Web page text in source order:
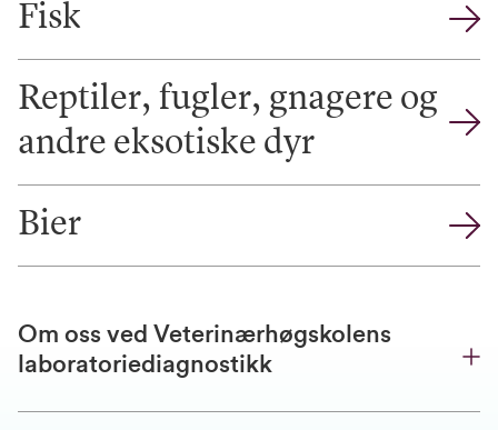
Fisk
Reptiler, fugler, gnagere og
andre eksotiske dyr
Bier
Om oss ved Veterinærhøgskolens
laboratoriediagnostikk